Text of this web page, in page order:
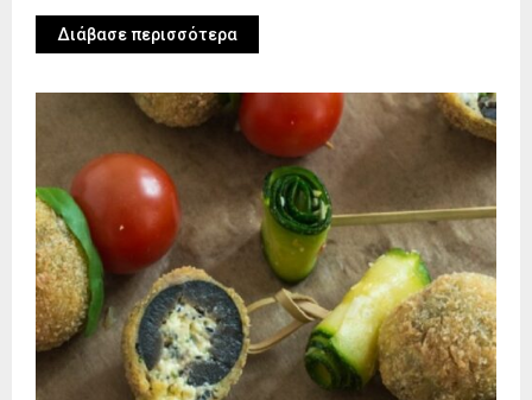
Διάβασε περισσότερα